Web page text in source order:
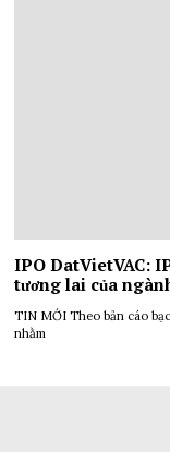
IPO DatVietVAC:
tương lai của
TIN MỚI Theo bản cáo
nhằm